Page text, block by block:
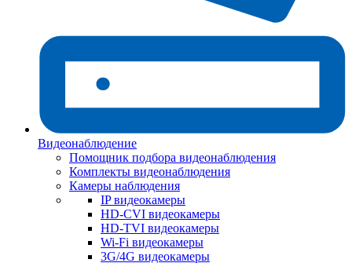
Видеонаблюдение
Помощник подбора видеонаблюдения
Комплекты видеонаблюдения
Камеры наблюдения
IP видеокамеры
HD-CVI видеокамеры
HD-TVI видеокамеры
Wi-Fi видеокамеры
3G/4G видеокамеры